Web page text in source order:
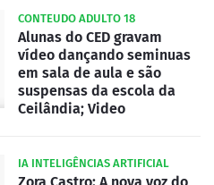
CONTEUDO ADULTO 18
Alunas do CED gravam
vídeo dançando seminuas
em sala de aula e são
suspensas da escola da
Ceilândia; Video
IA INTELIGÊNCIAS ARTIFICIAL